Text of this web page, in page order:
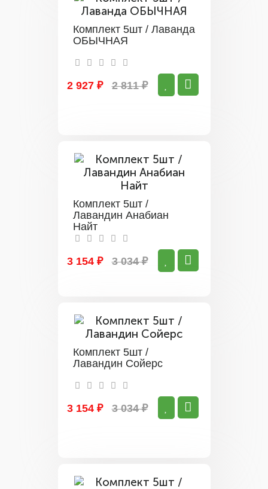
Комплект 5шт / Лаванда
ОБЫЧНАЯ
2 927 ₽ 2 811 ₽
Комплект 5шт /
Лавандин Анабиан
Найт
3 154 ₽ 3 034 ₽
Комплект 5шт /
Лавандин Сойерс
3 154 ₽ 3 034 ₽